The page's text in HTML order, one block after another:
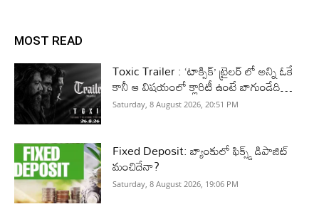
MOST READ
Toxic Trailer : ‘టాక్సిక్’ ట్రైలర్ లో అన్ని ఓకే
కానీ ఆ విషయంలో క్లారిటీ ఉంటే బాగుండేది…
Saturday, 8 August 2026, 20:51 PM
Fixed Deposit: బ్యాంకులో ఫిక్స్డ్ డిపాజిట్
మంచిదేనా?
Saturday, 8 August 2026, 19:06 PM